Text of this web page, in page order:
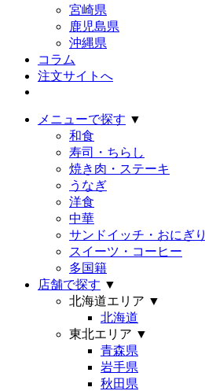
宮崎県
鹿児島県
沖縄県
コラム
注文サイトへ
メニューで探す ▼
和食
寿司・ちらし
焼き肉・ステーキ
うなぎ
洋食
中華
サンドイッチ・おにぎり
スイーツ・コーヒー
多国籍
店舗で探す ▼
北海道エリア ▼
北海道
東北エリア ▼
青森県
岩手県
秋田県